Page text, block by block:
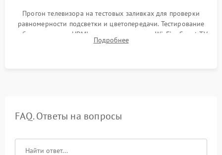
Прогон телевизора на тестовых заливках для проверки
равномерности подсветки и цветопередачи. Тестирование
работы разъемов HDMI, динамиков, модуля Wi-Fi и Smart TV
в рабочем режиме в течение нескольких часов.
Подробнее
FAQ. Ответы на вопросы